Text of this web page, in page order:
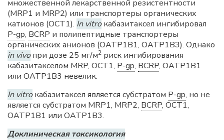
множественной лекарственной резистентности
(MRP1 и MRP2) или транспортеры органических
катионов (OCT1). In vitroкабазитаксел ингибировал
P-gp, BCRP и полипептидные транспортеры
органических анионов (OATP1B1, OATP1B3). Однако
in vivoпри дозе 25 мг/м2 риск ингибирования
кабазитакселом MRP, OCT1, P-gp, BCRP, OATP1B1
или OATP1B3 невелик.
In vitroкабазитаксел является субстратом P-gp, но не
является субстратом MRP1, MRP2, BCRP, OCT1,
OATP1B1 или OATP1B3.
Доклиническая токсикология